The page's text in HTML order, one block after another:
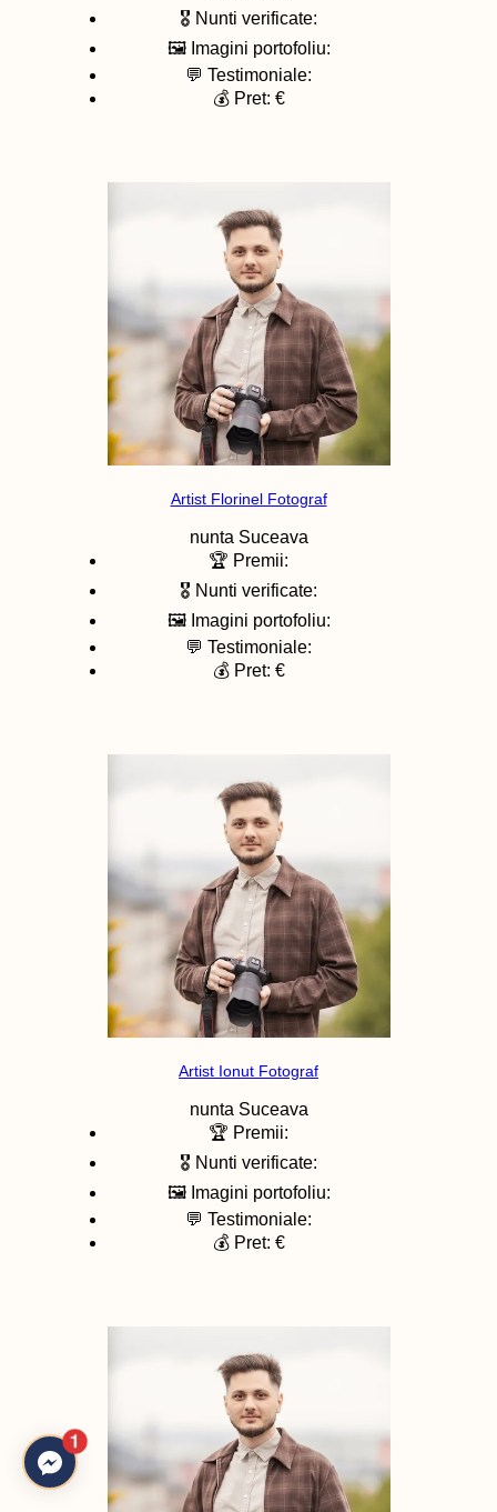
🎖️ Nunti verificate:
🖼️ Imagini portofoliu:
💬 Testimoniale:
💰 Pret: €
Artist Florinel Fotograf
nunta Suceava
🏆 Premii:
🎖️ Nunti verificate:
🖼️ Imagini portofoliu:
💬 Testimoniale:
💰 Pret: €
Artist Ionut Fotograf
nunta Suceava
🏆 Premii:
🎖️ Nunti verificate:
🖼️ Imagini portofoliu:
💬 Testimoniale:
💰 Pret: €